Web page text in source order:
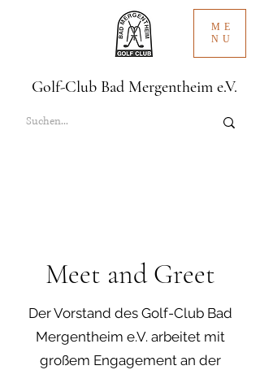
ME
NU
Golf-Club Bad Mergentheim e.V.
Meet and Greet
Der Vorstand des Golf-Club Bad
Mergentheim e.V. arbeitet mit
großem Engagement an der